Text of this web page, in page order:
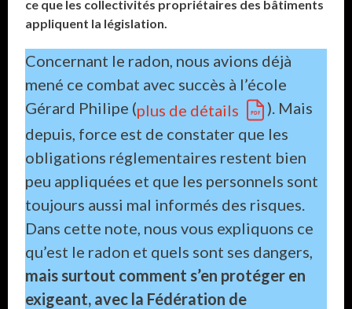
ce que les collectivités propriétaires des bâtiments
appliquent la législation.
Concernant le radon, nous avions déjà
mené ce combat avec succès à l’école
Gérard Philipe (plus de détails
). Mais
depuis, force est de constater que les
obligations réglementaires restent bien
peu appliquées et que les personnels sont
toujours aussi mal informés des risques.
Dans cette note, nous vous expliquons ce
qu’est le radon et quels sont ses dangers,
mais surtout comment s’en protéger en
exigeant, avec la Fédération de